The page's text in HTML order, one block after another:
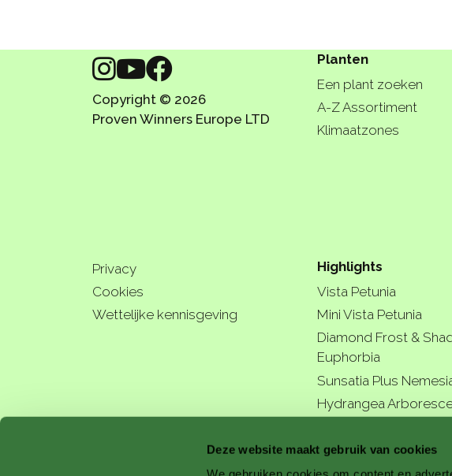
Deze website maakt gebruik van cookies
Copyright © 2026
Proven Winners Europe LTD
Planten
Een plant zoeken
A-Z Assortiment
Klimaatzones
Privacy
Cookies
Wettelijke kennisgeving
Highlights
Vista Petunia
Mini Vista Petunia
Diamond Frost &
Euphorbia
Sunsatia Plus
Hydrangea